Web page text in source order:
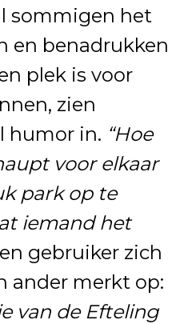
sommigen het
en benadrukken
plek is voor
zien
humor in. “Hoe
voor elkaar
park op te
iemand het
gebruiker zich
ander merkt op:
van de Efteling